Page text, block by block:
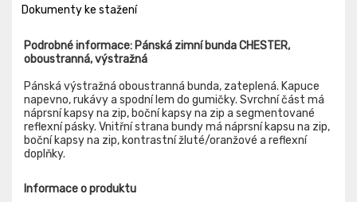
Dokumenty ke stažení
Podrobné informace: Pánská zimní bunda CHESTER,
oboustranná, výstražná
Pánská výstražná oboustranná bunda, zateplená. Kapuce
napevno, rukávy a spodní lem do gumičky. Svrchní část má
náprsní kapsy na zip, boční kapsy na zip a segmentované
reflexní pásky. Vnitřní strana bundy má náprsní kapsu na zip,
boční kapsy na zip, kontrastní žluté/oranžové a reflexní
doplňky.
Informace o produktu